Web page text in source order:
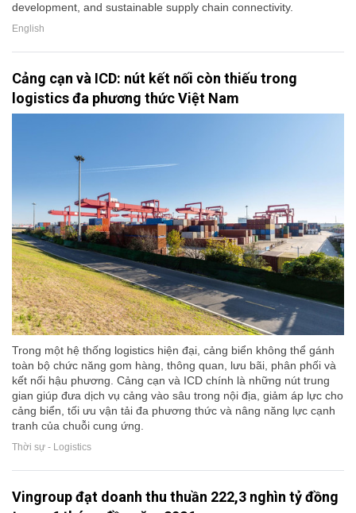
development, and sustainable supply chain connectivity.
English
Cảng cạn và ICD: nút kết nối còn thiếu trong
logistics đa phương thức Việt Nam
Trong một hệ thống logistics hiện đại, cảng biển không thể gánh
toàn bộ chức năng gom hàng, thông quan, lưu bãi, phân phối và
kết nối hậu phương. Cảng cạn và ICD chính là những nút trung
gian giúp đưa dịch vụ cảng vào sâu trong nội địa, giảm áp lực cho
cảng biển, tối ưu vận tải đa phương thức và nâng năng lực cạnh
tranh của chuỗi cung ứng.
Thời sự - Logistics
Vingroup đạt doanh thu thuần 222,3 nghìn tỷ đồng